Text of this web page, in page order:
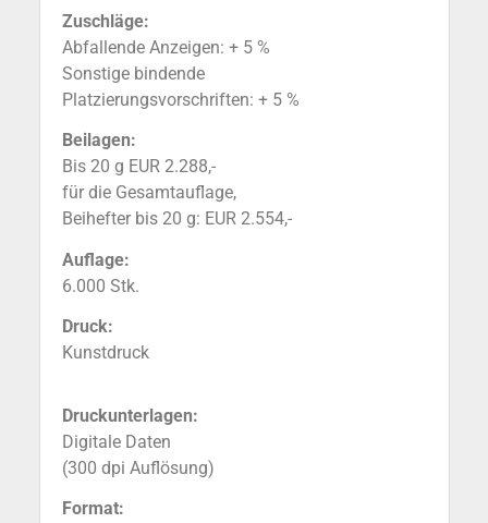
Zuschläge:
Abfallende Anzeigen: + 5 %
Sonstige bindende
Platzierungsvorschriften: + 5 %
Beilagen:
Bis 20 g EUR 2.288,-
für die Gesamtauflage,
Beihefter bis 20 g: EUR 2.554,-
Auflage:
6.000 Stk.
Druck:
Kunstdruck
Druckunterlagen:
Digitale Daten
(300 dpi Auflösung)
Format: